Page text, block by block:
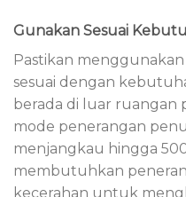
Gunakan Sesuai
Pastikan
sesuai dengan
berada di luar ruangan
mode penerangan
menjangkau hingga
membutuhkan
kecerahan untuk